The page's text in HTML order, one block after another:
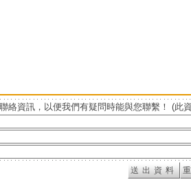
絡資訊，以便我們有疑問時能與您聯繫！ (此